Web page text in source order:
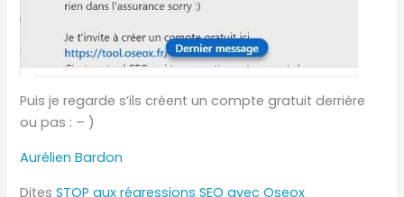
Puis je regarde s’ils créent un compte gratuit derrière
ou pas : – )
Aurélien Bardon
DitesSTOP aux régressions SEO avec Oseox